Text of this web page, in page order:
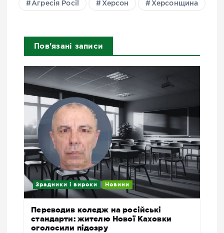
Агресія Росії Херсон Херсонщина
Пов'язані записи
Зрадники і вироки Новини
Переводив коледж на російські
стандарти: жителю Нової Каховки
оголосили підозру